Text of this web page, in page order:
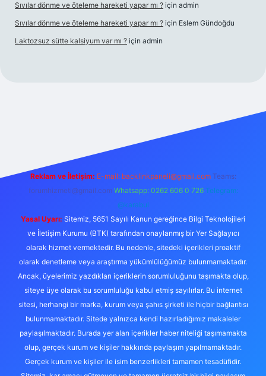
Sıvılar dönme ve öteleme hareketi yapar mı ? için admin
Sıvılar dönme ve öteleme hareketi yapar mı ? için Eslem Gündoğdu
Laktozsuz sütte kalsiyum var mı ? için admin
Reklam ve İletişim: E-mail: backlinkpaneli@gmail.com Teams:
forumhizmeti@gmail.com Whatsapp: 0262 606 0 726 Telegram:
@karabul
Yasal Uyarı: Sitemiz, 5651 Sayılı Kanun gereğince Bilgi Teknolojileri
ve İletişim Kurumu (BTK) tarafından onaylanmış bir Yer Sağlayıcı
olarak hizmet vermektedir. Bu nedenle, sitedeki içerikleri proaktif
olarak denetleme veya araştırma yükümlülüğümüz bulunmamaktadır.
Ancak, üyelerimiz yazdıkları içeriklerin sorumluluğunu taşımakta olup,
siteye üye olarak bu sorumluluğu kabul etmiş sayılırlar. Bu internet
sitesi, herhangi bir marka, kurum veya şahıs şirketi ile hiçbir bağlantısı
bulunmamaktadır. Sitede yalnızca kendi hazırladığımız makaleler
paylaşılmaktadır. Burada yer alan içerikler haber niteliği taşımamakta
olup, gerçek kurum ve kişiler hakkında paylaşım yapılmamaktadır.
Gerçek kurum ve kişiler ile isim benzerlikleri tamamen tesadüfidir.